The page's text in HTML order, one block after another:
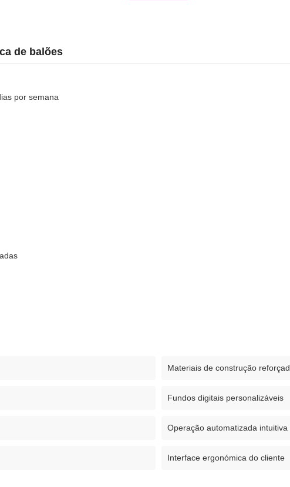
de balões
por semana
Materiais de construção
Fundos digitais personalizáveis
Operação automatizada intuitiva
Interface ergonómica do cliente